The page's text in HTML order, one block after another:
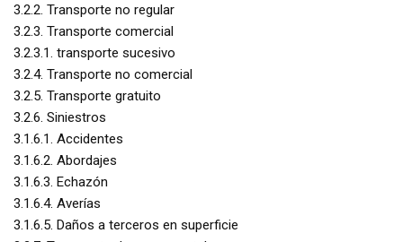
3.2.2. Transporte no regular
3.2.3. Transporte comercial
3.2.3.1. transporte sucesivo
3.2.4. Transporte no comercial
3.2.5. Transporte gratuito
3.2.6. Siniestros
3.1.6.1. Accidentes
3.1.6.2. Abordajes
3.1.6.3. Echazón
3.1.6.4. Averías
3.1.6.5. Daños a terceros en superficie